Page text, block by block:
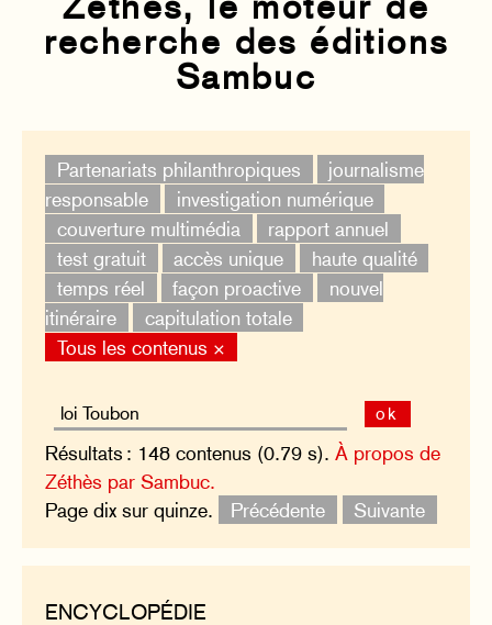
recherche des éditions
Sambuc
Partenariats philanthropiques
journalisme
responsable
investigation numérique
couverture multimédia
rapport annuel
test gratuit
accès unique
haute qualité
temps réel
façon proactive
nouvel
itinéraire
capitulation totale
Tous les contenus ×
ok
Résultats : 148 contenus (0.79 s).À propos de
Zéthès par Sambuc.
Page dix sur quinze.
Précédente Suivante
ENCYCLOPÉDIE